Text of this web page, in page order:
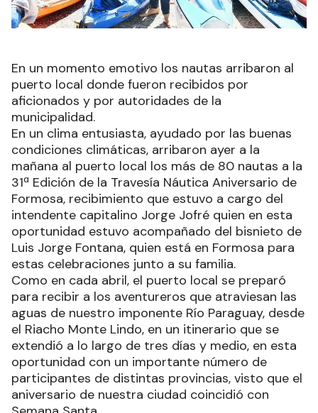
En un momento emotivo los nautas arribaron al
puerto local donde fueron recibidos por
aficionados y por autoridades de la
municipalidad.
En un clima entusiasta, ayudado por las buenas
condiciones climáticas, arribaron ayer a la
mañana al puerto local los más de 80 nautas a la
31ª Edición de la Travesía Náutica Aniversario de
Formosa, recibimiento que estuvo a cargo del
intendente capitalino Jorge Jofré quien en esta
oportunidad estuvo acompañado del bisnieto de
Luis Jorge Fontana, quien está en Formosa para
estas celebraciones junto a su familia.
Como en cada abril, el puerto local se preparó
para recibir a los aventureros que atraviesan las
aguas de nuestro imponente Río Paraguay, desde
el Riacho Monte Lindo, en un itinerario que se
extendió a lo largo de tres días y medio, en esta
oportunidad con un importante número de
participantes de distintas provincias, visto que el
aniversario de nuestra ciudad coincidió con